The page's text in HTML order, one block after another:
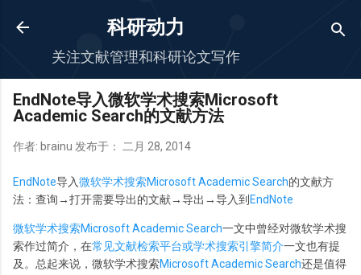
跳至主要内容
科研动力
关注文献管理和科研论文写作
EndNote导入微软学术搜索Microsoft
Academic Search的文献方法
作者: brainu 发布于： 二月 28, 2014
EndNote导入微软学术搜索Microsoft Academic Search的文献方
法：查询→打开需要导出的文献→导出→导入到 EndNote
微软学术搜索Microsoft Academic Search一文中曾经对微软学术搜
索作过简介，在常见文献检索平台或学术搜索引擎简介一文也有提
及。总起来说，微软学术搜索Microsoft Academic Search还是值得